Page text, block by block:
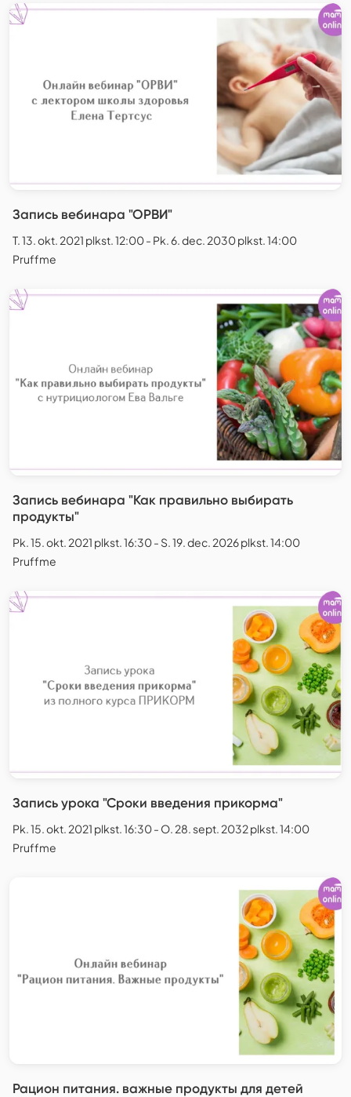
Запись вебинара "ОРВИ"
T. 13. okt. 2021 plkst. 12:00 - Pk. 6. dec. 2030 plkst. 14:00
Pruffme
Запись вебинара "Как правильно выбирать
продукты"
Pk. 15. okt. 2021 plkst. 16:30 - S. 19. dec. 2026 plkst. 14:00
Pruffme
Запись урока "Сроки введения прикорма"
Pk. 15. okt. 2021 plkst. 16:30 - O. 28. sept. 2032 plkst. 14:00
Pruffme
Рацион питания. важные продукты для детей